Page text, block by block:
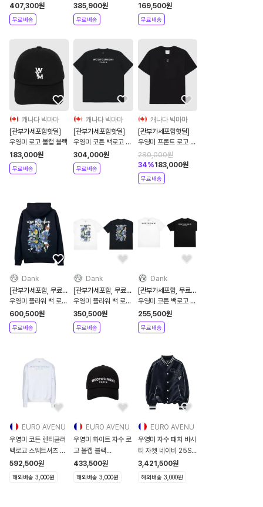
라이프 셔츠 - 화이트
407,300원
무료배송
오버사이즈 셔츠 - 그
레이
385,900원
무료배송
w261ca52661b
169,500원
무료배송
캐나다 빅마마
[관부가세포함핫딜]
우영미 로고 볼캡 블랙
183,000원
무료배송
캐나다 빅마마
[관부가세포함핫딜]
우영미 코튼 백로고 반
팔 티셔츠 블랙
304,000원
무료배송
캐나다 빅마마
[관부가세포함핫딜]
우영미 프론트 로고 슬
림핏 반팔 티셔츠 블랙
280,000원
34%183,000원
무료배송
Dank
[관부가세포함, 무료배
송]
우영미 플라워 백 로고
후드 블랙
W261TS36741B
600,500원
무료배송
Dank
[관부가세포함, 무료배
송]
우영미 플라워 백 로고
티셔츠 화이트 블랙
W261TS06708B
350,500원
무료배송
Dank
[관부가세포함, 무료배
송]
우영미 코튼 백로고 티
셔츠 블랙 화이트
W261TS07701W
255,500원
무료배송
EURO AVENU
우영미 코튼 렌티큘러
백로고 스웨트셔츠 화
이트
W231TS28717W
592,500원
해외배송 3,000원
EURO AVENU
우영미 화이트 자수 로
고 볼캡 블랙
W223AC52991B/W221AC52991B
433,500원
해외배송 3,000원
EURO AVENU
우영미 자수 패치 바시
티 자켓 네이비 25SS
W251JP03915N
W251JP039
3,421,500원
해외배송 3,000원